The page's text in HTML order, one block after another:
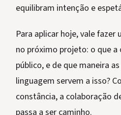
equilibram intenção e
Para aplicar hoje, vale fazer
no próximo projeto: o que a
público, e de que maneira
linguagem servem a isso?
constância, a colaboração
passa a ser caminho.